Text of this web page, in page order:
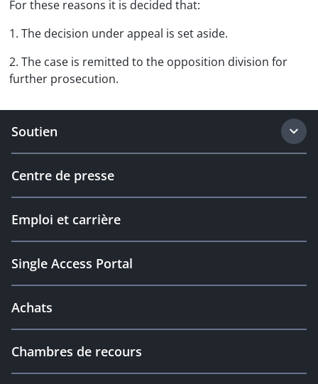
For these reasons it is decided that:
1. The decision under appeal is set aside.
2. The case is remitted to the opposition division for
further prosecution.
Soutien
Centre de presse
Emploi et carrière
Single Access Portal
Achats
Chambres de recours